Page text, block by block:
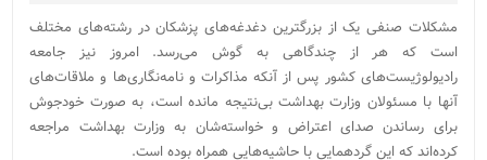
مشکلات صنفی یک از بزرگترین دغدغه‌های پزشکان در رشته‌های مختلف
است که هر از چندگاهی به گوش می‌رسد. امروز نیز جامعه
رادیولوژیست‌های کشور پس از آنکه مذاکرات و نامه‌نگاری‌ها و ملاقات‌های
آنها با مسئولان وزارت بهداشت بی‌نتیجه مانده است، به صورت خودجوش
برای رساندن صدای اعتراض و خواسته‌شان به وزارت بهداشت مراجعه
کرده‌اند که این گرد‌همایی با حاشیه‌هایی همراه بوده است.